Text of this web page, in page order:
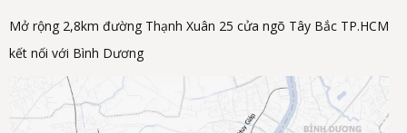
Mở rộng 2,8km đường Thạnh Xuân 25 cửa ngõ Tây Bắc TP.HCM
kết nối với Bình Dương